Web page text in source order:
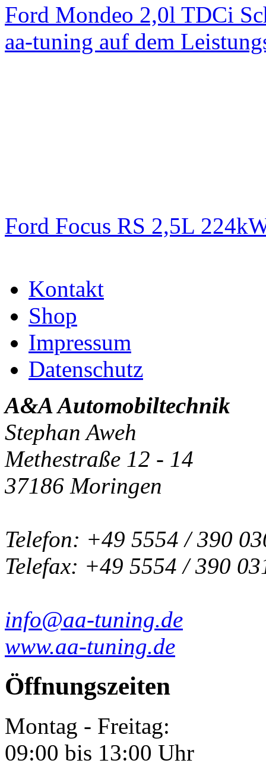
Ford Mondeo 2,0l TDCi
aa-tuning auf dem
Ford Focus RS 2,5L
Kontakt
Shop
Impressum
Datenschutz
A&A Automobiltechnik
Stephan Aweh
Methestraße 12 - 14
37186 Moringen
Telefon: +49 5554 / 390
Telefax: +49 5554 / 390
info@aa-tuning.de
www.aa-tuning.de
Öffnungszeiten
Montag - Freitag:
09:00 bis 13:00 Uhr